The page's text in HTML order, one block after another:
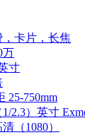
，卡片，长焦
万
寸
25-750mm
1/2.3）英寸
（1080）